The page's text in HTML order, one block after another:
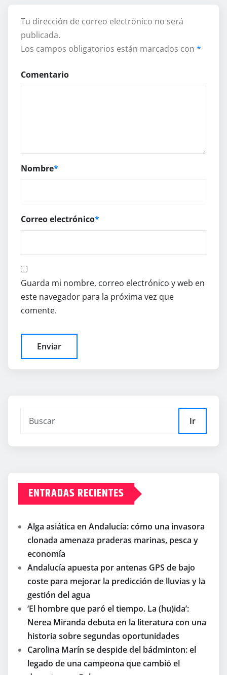
Tu dirección de correo electrónico no será
publicada.
Los campos obligatorios están marcados con *
Comentario
Nombre*
Correo electrónico*
Guarda mi nombre, correo electrónico y web en
este navegador para la próxima vez que
comente.
Ir
ENTRADAS RECIENTES
Alga asiática en Andalucía: cómo una invasora
clonada amenaza praderas marinas, pesca y
economía
Andalucía apuesta por antenas GPS de bajo
coste para mejorar la predicción de lluvias y la
gestión del agua
‘El hombre que paró el tiempo. La (hu)ida’:
Nerea Miranda debuta en la literatura con una
historia sobre segundas oportunidades
Carolina Marín se despide del bádminton: el
legado de una campeona que cambió el